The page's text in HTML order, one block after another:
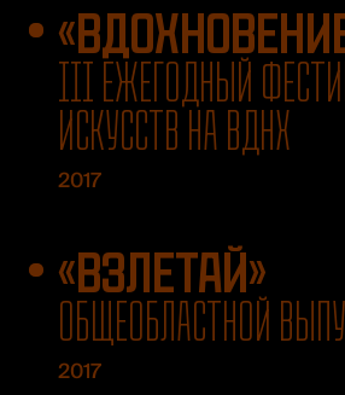
III ЕЖЕГОДНЫЙ
ИСКУССТВ НА ВДНХ
2017
«ВЗЛЕТАЙ»
ОБЩЕОБЛАСТНОЙ
2017